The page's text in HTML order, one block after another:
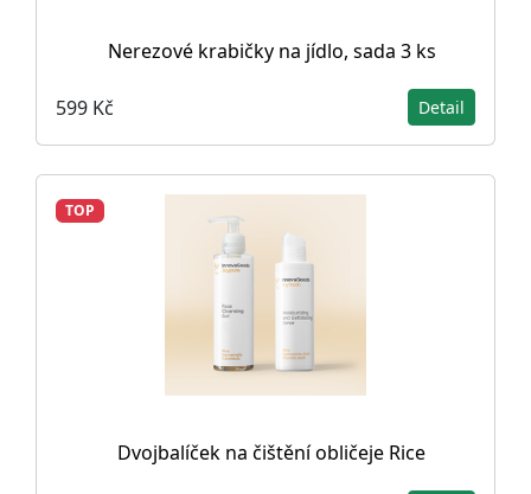
Nerezové krabičky na jídlo, sada 3 ks
599 Kč Detail
TOP
Dvojbalíček na čištění obličeje Rice